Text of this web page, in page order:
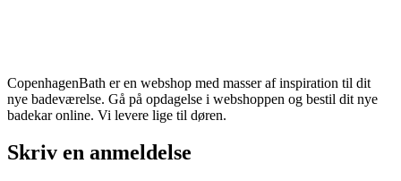
CopenhagenBath er en webshop med masser af inspiration til dit
nye badeværelse. Gå på opdagelse i webshoppen og bestil dit nye
badekar online. Vi levere lige til døren.
Skriv en anmeldelse